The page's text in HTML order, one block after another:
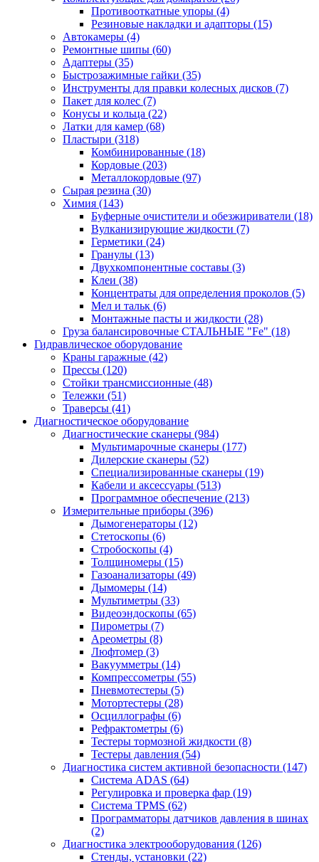
Противооткатные упоры (4)
Резиновые накладки и адапторы (15)
Автокамеры (4)
Ремонтные шипы (60)
Адаптеры (35)
Быстрозажимные гайки (35)
Инструменты для правки колесных дисков (7)
Пакет для колес (7)
Конусы и кольца (22)
Латки для камер (68)
Пластыри (318)
Комбинированные (18)
Кордовые (203)
Металлокордовые (97)
Сырая резина (30)
Химия (143)
Буферные очистители и обезжириватели (18)
Вулканизирующие жидкости (7)
Герметики (24)
Гранулы (13)
Двухкомпонентные составы (3)
Клеи (38)
Концентраты для определения проколов (5)
Мел и тальк (6)
Монтажные пасты и жидкости (28)
Груза балансировочные СТАЛЬНЫЕ "Fe" (18)
Гидравлическое оборудование
Краны гаражные (42)
Прессы (120)
Стойки трансмиссионные (48)
Тележки (51)
Траверсы (41)
Диагностическое оборудование
Диагностические сканеры (984)
Мультимарочные сканеры (177)
Дилерские сканеры (52)
Специализированные сканеры (19)
Кабели и аксессуары (513)
Программное обеспечение (213)
Измерительные приборы (396)
Дымогенераторы (12)
Стетоскопы (6)
Стробоскопы (4)
Толщиномеры (15)
Газоанализаторы (49)
Дымомеры (14)
Мультиметры (33)
Видеоэндоскопы (65)
Пирометры (7)
Ареометры (8)
Люфтомер (3)
Вакуумметры (14)
Компрессометры (55)
Пневмотестеры (5)
Мотортестеры (28)
Осциллографы (6)
Рефрактометры (6)
Тестеры тормозной жидкости (8)
Тестеры давления (54)
Диагностика систем активной безопасности (147)
Система ADAS (64)
Регулировка и проверка фар (19)
Система TPMS (62)
Программаторы датчиков давления в шинах
(2)
Диагностика электрооборудования (126)
Стенды, установки (22)